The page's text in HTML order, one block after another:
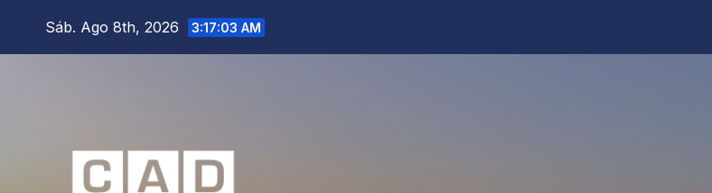
Sáb. Ago 8th, 2026 3:17:04 AM